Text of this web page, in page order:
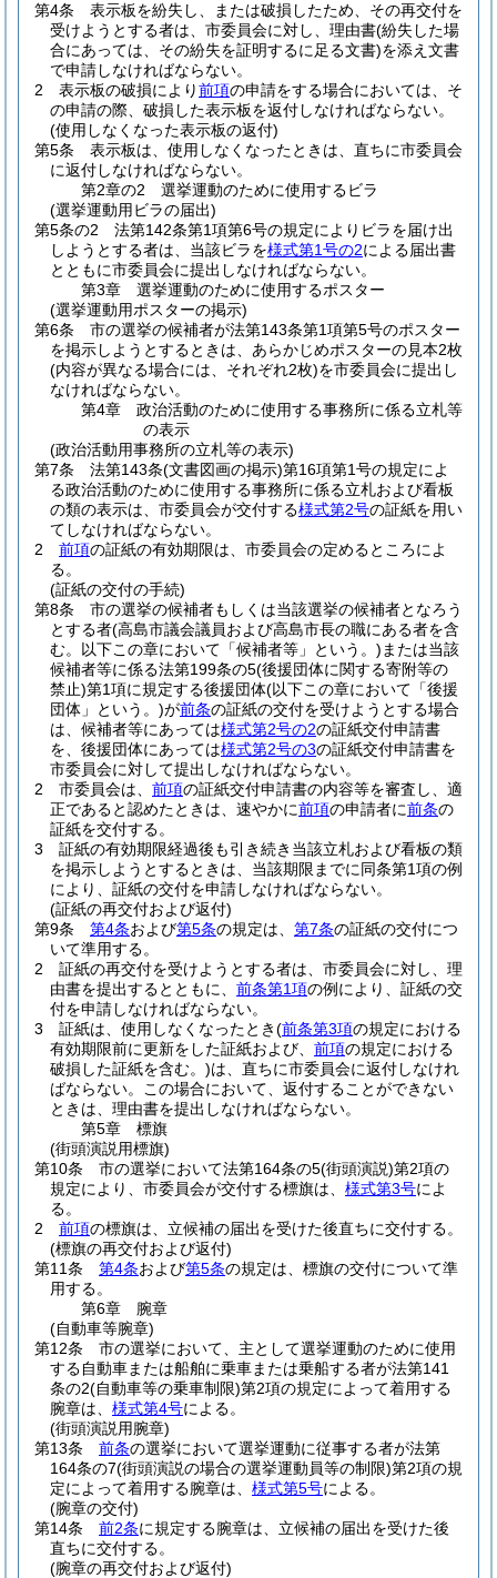
第4条
表示板を紛失し、または破損したため、その再交付を
受けようとする者は、市委員会に対し、理由書(紛失した場
合にあっては、その紛失を証明するに足る文書)を添え文書
で申請しなければならない。
2
表示板の破損により前項の申請をする場合においては、そ
の申請の際、破損した表示板を返付しなければならない。
(使用しなくなった表示板の返付)
第5条
表示板は、使用しなくなったときは、直ちに市委員会
に返付しなければならない。
第2章の2
選挙運動のために使用するビラ
(選挙運動用ビラの届出)
第5条の2
法第142条第1項第6号の規定によりビラを届け出
しようとする者は、当該ビラを様式第1号の2による届出書
とともに市委員会に提出しなければならない。
第3章
選挙運動のために使用するポスター
(選挙運動用ポスターの掲示)
第6条
市の選挙の候補者が法第143条第1項第5号のポスター
を掲示しようとするときは、あらかじめポスターの見本2枚
(内容が異なる場合には、それぞれ2枚)を市委員会に提出し
なければならない。
第4章
政治活動のために使用する事務所に係る立札等
の表示
(政治活動用事務所の立札等の表示)
第7条
法第143条(文書図画の掲示)第16項第1号の規定によ
る政治活動のために使用する事務所に係る立札および看板
の類の表示は、市委員会が交付する様式第2号の証紙を用い
てしなければならない。
2
前項の証紙の有効期限は、市委員会の定めるところによ
る。
(証紙の交付の手続)
第8条
市の選挙の候補者もしくは当該選挙の候補者となろう
とする者(高島市議会議員および高島市長の職にある者を含
む。以下この章において「候補者等」という。) または当該
候補者等に係る法第199条の5(後援団体に関する寄附等の
禁止)第1項に規定する後援団体(以下この章において「後援
団体」という。)が前条の証紙の交付を受けようとする場合
は、候補者等にあっては様式第2号の2の証紙交付申請書
を、後援団体にあっては様式第2号の3の証紙交付申請書を
市委員会に対して提出しなければならない。
2
市委員会は、 前項の証紙交付申請書の内容等を審査し、適
正であると認めたときは、速やかに前項の申請者に前条の
証紙を交付する。
3
証紙の有効期限経過後も引き続き当該立札および看板の類
を掲示しようとするときは、当該期限までに同条第1項の例
により、証紙の交付を申請しなければならない。
(証紙の再交付および返付)
第9条
第4条および第5条の規定は、 第7条の証紙の交付につ
いて準用する。
2
証紙の再交付を受けようとする者は、市委員会に対し、理
由書を提出するとともに、 前条第1項の例により、証紙の交
付を申請しなければならない。
3
証紙は、使用しなくなったとき(前条第3項の規定における
有効期限前に更新をした証紙および、 前項の規定における
破損した証紙を含む。)は、直ちに市委員会に返付しなけれ
ばならない。
この場合において、返付することができない
ときは、理由書を提出しなければならない。
第5章
標旗
(街頭演説用標旗)
第10条
市の選挙において法第164条の5(街頭演説)第2項の
規定により、市委員会が交付する標旗は、 様式第3号によ
る。
2
前項の標旗は、立候補の届出を受けた後直ちに交付する。
(標旗の再交付および返付)
第11条
第4条および第5条の規定は、標旗の交付について準
用する。
第6章
腕章
(自動車等腕章)
第12条
市の選挙において、主として選挙運動のために使用
する自動車または船舶に乗車または乗船する者が法第141
条の2(自動車等の乗車制限)第2項の規定によって着用する
腕章は、 様式第4号による。
(街頭演説用腕章)
第13条
前条の選挙において選挙運動に従事する者が法第
164条の7(街頭演説の場合の選挙運動員等の制限)第2項の規
定によって着用する腕章は、 様式第5号による。
(腕章の交付)
第14条
前2条に規定する腕章は、立候補の届出を受けた後
直ちに交付する。
(腕章の再交付および返付)